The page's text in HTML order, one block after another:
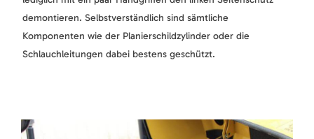
demontieren. Selbstverständlich sind sämtliche
Komponenten wie der Planierschildzylinder oder die
Schlauchleitungen dabei bestens geschützt.